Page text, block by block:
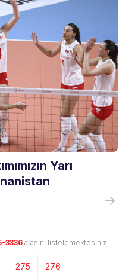
Yarı
3336arasını listelemektesiniz.
275 276